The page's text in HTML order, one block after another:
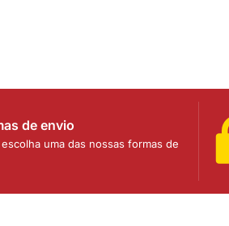
de envio
uma das nossas formas de